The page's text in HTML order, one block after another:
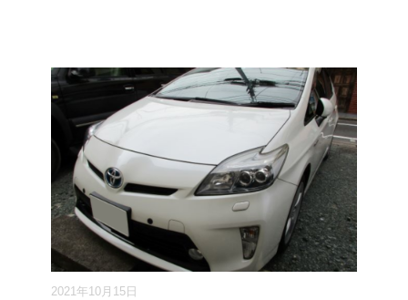
2021年10月15日